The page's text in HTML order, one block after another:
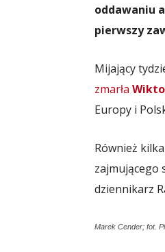
oddawaniu
pierwszy
Mijający
zmarła
Europy i
Również
zajmującego
dziennikarz
Marek Cender; fot.